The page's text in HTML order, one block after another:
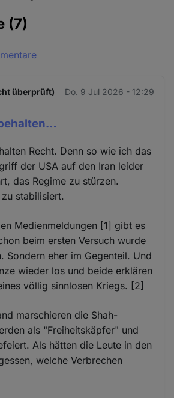
(7)
überprüft) Do. 9 Jul 2026 - 12:29
Recht. Denn so wie ich das
der USA auf den Iran leider
das Regime zu stürzen.
stabilisiert.
Medienmeldungen [1] gibt es
beim ersten Versuch wurde
Sondern eher im Gegenteil. Und
wieder los und beide erklären
völlig sinnlosen Kriegs. [2]
marschieren die Shah-
als "Freiheitskäpfer" und
Als hätten die Leute in den
welche Verbrechen